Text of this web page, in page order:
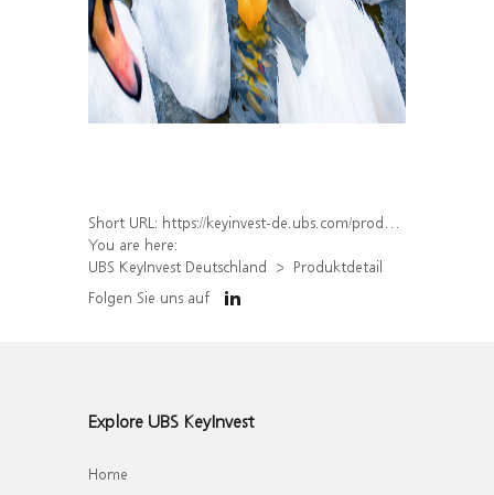
Short URL: https://keyinvest-de.ubs.com/produkt/detail/index/isin/DE000WA78SJ8
You are here:
UBS KeyInvest Deutschland
Produktdetail
Folgen Sie uns auf
Explore UBS KeyInvest
Home